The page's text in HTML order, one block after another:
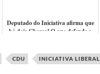
Deputado do Iniciativa afirma que
há dois Chegas! O que defende a
CDU INICIATIVA LIBERAL